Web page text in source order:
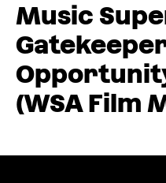
Music
(WSA Film